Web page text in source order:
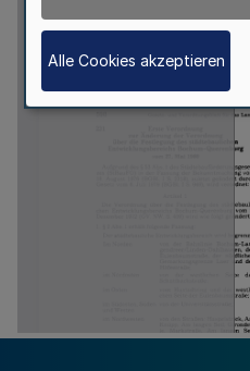
Alle Cookies akzeptieren